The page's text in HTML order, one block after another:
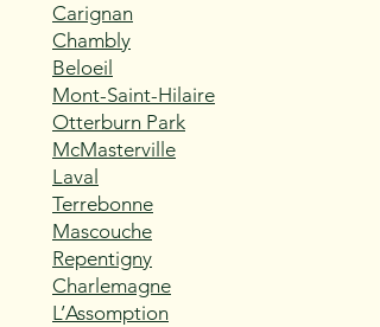
Carignan
Chambly
Beloeil
Mont-Saint-Hilaire
Otterburn Park
McMasterville
Laval
Terrebonne
Mascouche
Repentigny
Charlemagne
L’Assomption